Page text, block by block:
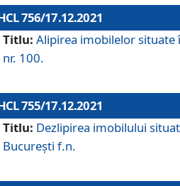
756/17.12.2021
Titlu: Alipirea imobilelor situate
nr. 100.
755/17.12.2021
Titlu: Dezlipirea imobilului
București f.n.